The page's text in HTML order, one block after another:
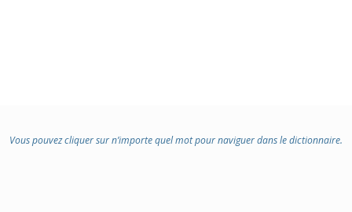
Vous pouvez cliquer sur n’importe quel mot pour naviguer dans le dictionnaire.